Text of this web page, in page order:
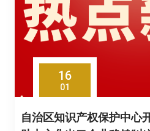
16
01
自治区知识产权保护中心